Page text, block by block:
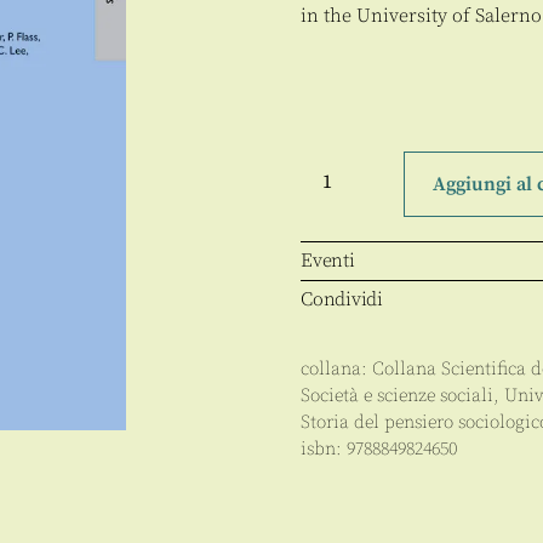
in the University of
Control,
Reproduction
quantità
Aggiungi al
Eventi
Condividi
collana: Collana Scientifica
Società e scienze sociali,
Storia del pensiero
isbn: 9788849824650